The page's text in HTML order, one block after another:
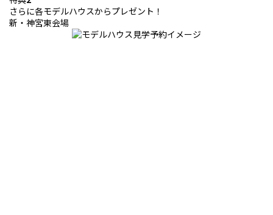
さらに各モデルハウスからプレゼント！
新・神宮東会場